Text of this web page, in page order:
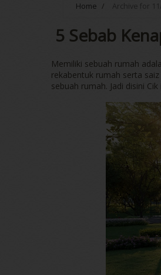
Home / Archive for
5 Sebab
Memiliki sebuah rumah
rekabentuk rumah serta
sebuah rumah. Jadi disini